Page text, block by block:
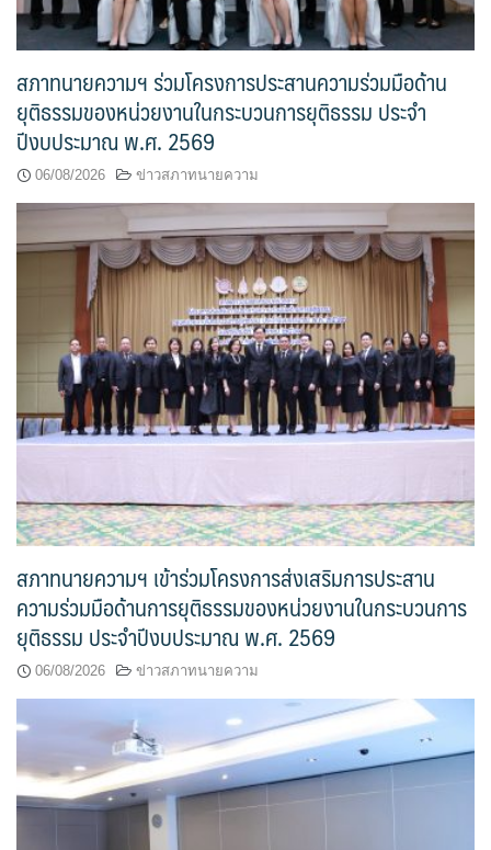
สภาทนายความฯ ร่วมโครงการประสานความร่วมมือด้าน
ยุติธรรมของหน่วยงานในกระบวนการยุติธรรม ประจำ
ปีงบประมาณ พ.ศ. 2569
06/08/2026 ข่าวสภาทนายความ
สภาทนายความฯ เข้าร่วมโครงการส่งเสริมการประสาน
ความร่วมมือด้านการยุติธรรมของหน่วยงานในกระบวนการ
ยุติธรรม ประจำปีงบประมาณ พ.ศ. 2569
06/08/2026 ข่าวสภาทนายความ